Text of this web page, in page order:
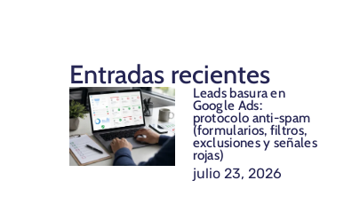
Entradas recientes
Leads basura en
Google Ads:
protocolo anti-spam
(formularios, filtros,
exclusiones y señales
rojas)
julio 23, 2026